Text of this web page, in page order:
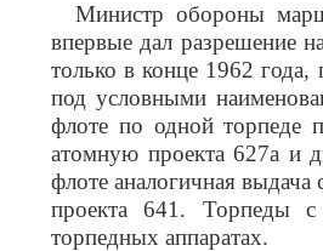
Министр обороны
впервые дал разрешение
только в конце 1962
под условными
флоте по одной торпеде
атомную проекта 627а и
флоте аналогичная выдача
проекта 641. Торпеды
торпедных аппаратах.